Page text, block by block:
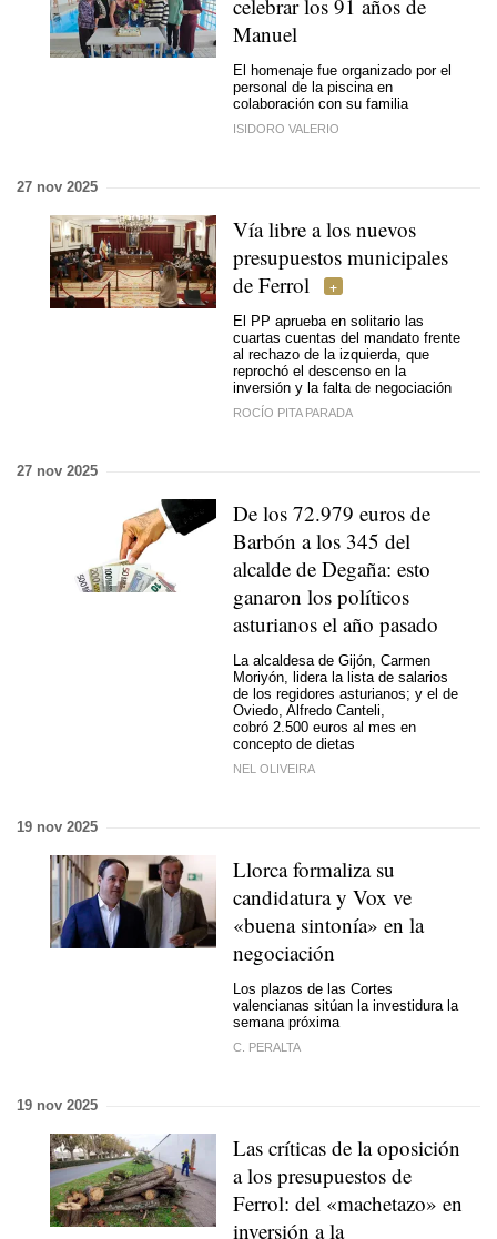
celebrar los 91 años de
Manuel
El homenaje fue organizado por el
personal de la piscina en
colaboración con su familia
ISIDORO VALERIO
27 nov 2025
Vía libre a los nuevos
presupuestos municipales
de Ferrol
El PP aprueba en solitario las
cuartas cuentas del mandato frente
al rechazo de la izquierda, que
reprochó el descenso en la
inversión y la falta de negociación
ROCÍO PITA PARADA
27 nov 2025
De los 72.979 euros de
Barbón a los 345 del
alcalde de Degaña: esto
ganaron los políticos
asturianos el año pasado
La alcaldesa de Gijón, Carmen
Moriyón, lidera la lista de salarios
de los regidores asturianos; y el de
Oviedo, Alfredo Canteli,
cobró 2.500 euros al mes en
concepto de dietas
NEL OLIVEIRA
19 nov 2025
Llorca formaliza su
candidatura y Vox ve
«buena sintonía» en la
negociación
Los plazos de las Cortes
valencianas sitúan la investidura la
semana próxima
C. PERALTA
19 nov 2025
Las críticas de la oposición
a los presupuestos de
Ferrol: del «machetazo» en
inversión a la